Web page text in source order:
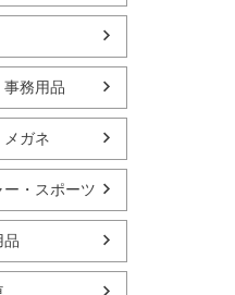
事務用品
メガネ
ー・スポーツ
品